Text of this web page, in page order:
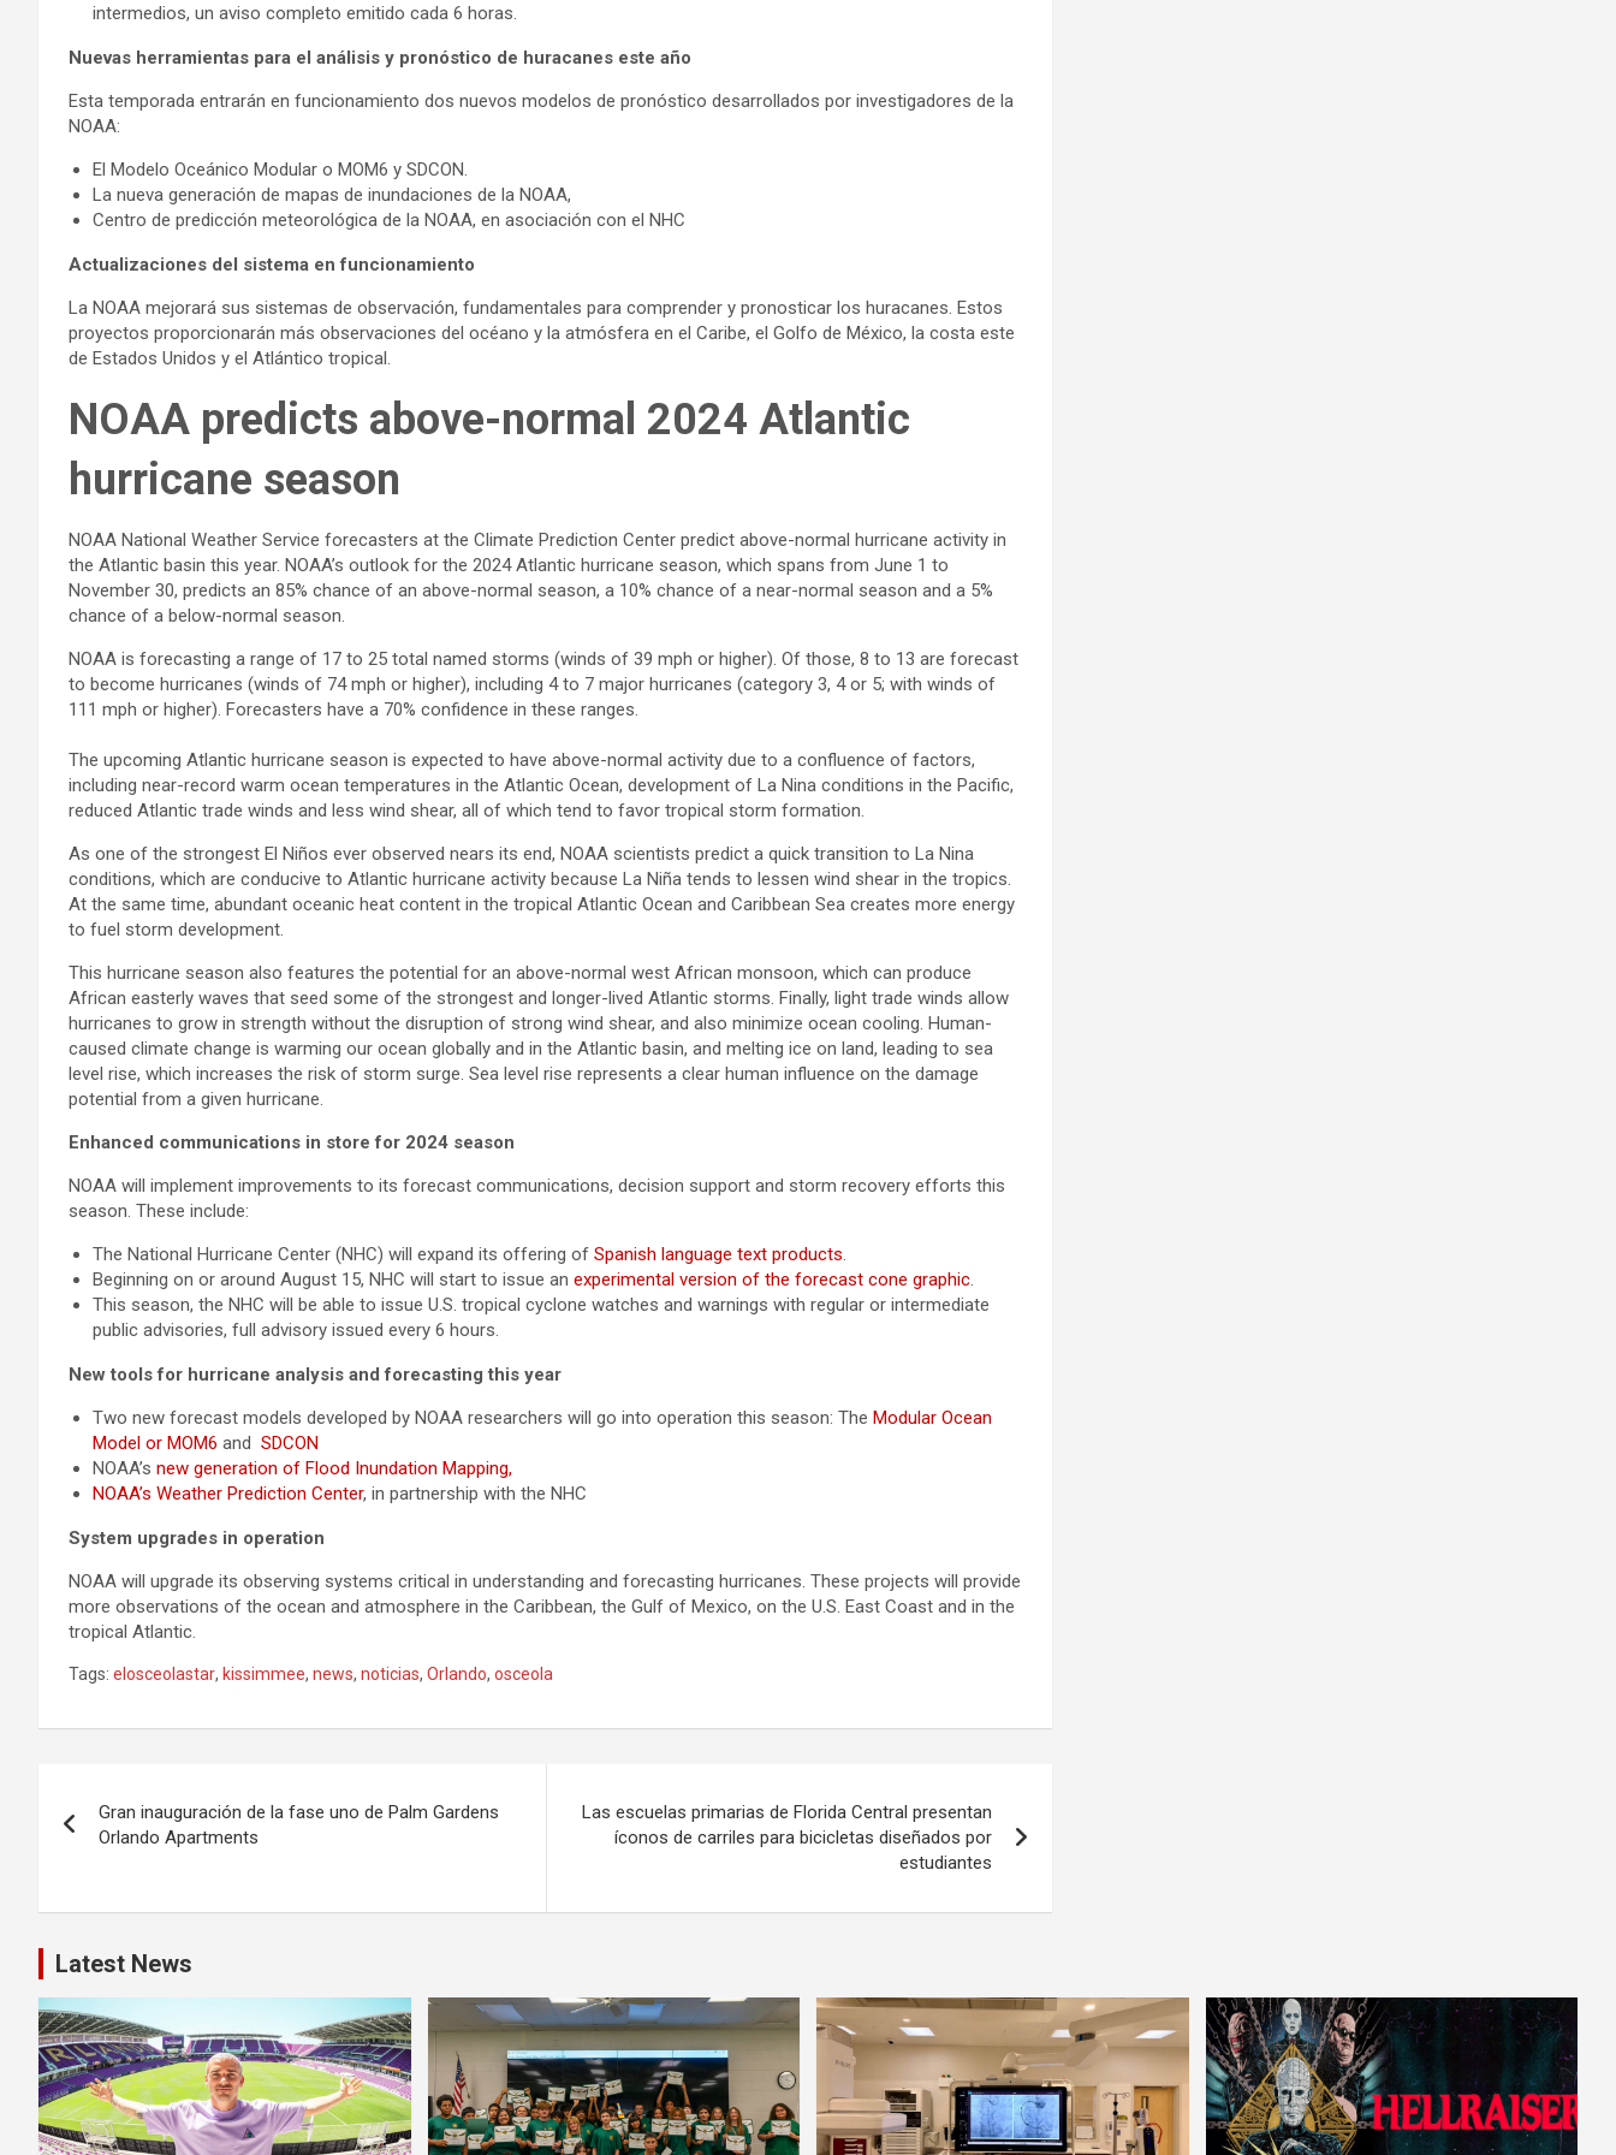
intermedios, un aviso completo emitido cada 6 horas.
Nuevas herramientas para el análisis y pronóstico de huracanes este año
Esta temporada entrarán en funcionamiento dos nuevos modelos de pronóstico desarrollados por investigadores de la
NOAA:
El Modelo Oceánico Modular o MOM6 y SDCON.
La nueva generación de mapas de inundaciones de la NOAA,
Centro de predicción meteorológica de la NOAA, en asociación con el NHC
Actualizaciones del sistema en funcionamiento
La NOAA mejorará sus sistemas de observación, fundamentales para comprender y pronosticar los huracanes. Estos
proyectos proporcionarán más observaciones del océano y la atmósfera en el Caribe, el Golfo de México, la costa este
de Estados Unidos y el Atlántico tropical.
NOAA predicts above-normal 2024 Atlantic
hurricane season
NOAA National Weather Service forecasters at the Climate Prediction Center predict above-normal hurricane activity in
the Atlantic basin this year. NOAA’s outlook for the 2024 Atlantic hurricane season, which spans from June 1 to
November 30, predicts an 85% chance of an above-normal season, a 10% chance of a near-normal season and a 5%
chance of a below-normal season.
NOAA is forecasting a range of 17 to 25 total named storms (winds of 39 mph or higher). Of those, 8 to 13 are forecast
to become hurricanes (winds of 74 mph or higher), including 4 to 7 major hurricanes (category 3, 4 or 5; with winds of
111 mph or higher). Forecasters have a 70% confidence in these ranges.
The upcoming Atlantic hurricane season is expected to have above-normal activity due to a confluence of factors,
including near-record warm ocean temperatures in the Atlantic Ocean, development of La Nina conditions in the Pacific,
reduced Atlantic trade winds and less wind shear, all of which tend to favor tropical storm formation.
As one of the strongest El Niños ever observed nears its end, NOAA scientists predict a quick transition to La Nina
conditions, which are conducive to Atlantic hurricane activity because La Niña tends to lessen wind shear in the tropics.
At the same time, abundant oceanic heat content in the tropical Atlantic Ocean and Caribbean Sea creates more energy
to fuel storm development.
This hurricane season also features the potential for an above-normal west African monsoon, which can produce
African easterly waves that seed some of the strongest and longer-lived Atlantic storms. Finally, light trade winds allow
hurricanes to grow in strength without the disruption of strong wind shear, and also minimize ocean cooling. Human-
caused climate change is warming our ocean globally and in the Atlantic basin, and melting ice on land, leading to sea
level rise, which increases the risk of storm surge. Sea level rise represents a clear human influence on the damage
potential from a given hurricane.
Enhanced communications in store for 2024 season
NOAA will implement improvements to its forecast communications, decision support and storm recovery efforts this
season. These include:
The National Hurricane Center (NHC) will expand its offering of Spanish language text products.
Beginning on or around August 15, NHC will start to issue an experimental version of the forecast cone graphic.
This season, the NHC will be able to issue U.S. tropical cyclone watches and warnings with regular or intermediate
public advisories, full advisory issued every 6 hours.
New tools for hurricane analysis and forecasting this year
Two new forecast models developed by NOAA researchers will go into operation this season: The Modular Ocean
Model or MOM6 and SDCON
NOAA’s new generation of Flood Inundation Mapping,
NOAA’s Weather Prediction Center, in partnership with the NHC
System upgrades in operation
NOAA will upgrade its observing systems critical in understanding and forecasting hurricanes. These projects will provide
more observations of the ocean and atmosphere in the Caribbean, the Gulf of Mexico, on the U.S. East Coast and in the
tropical Atlantic.
Tags: elosceolastar, kissimmee, news, noticias, Orlando, osceola
t
n
a
v
i
Gran inauguración de la fase uno de Palm Gardens
Orlando Apartments
Las escuelas primarias de Florida Central presentan
íconos de carriles para bicicletas diseñados por
estudiantes
Latest News